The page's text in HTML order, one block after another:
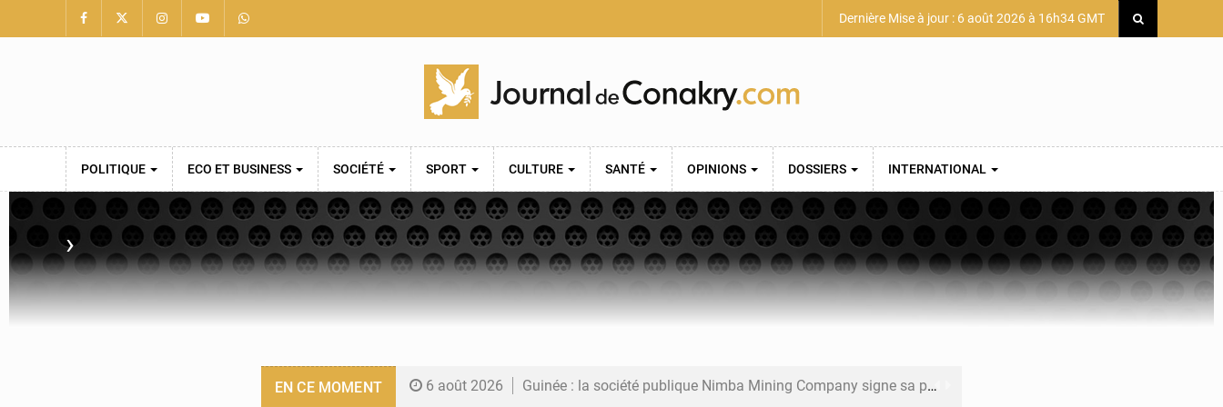
Dernière Mise à jour : 6 août 2026 à 16h34 GMT
POLITIQUE ECO ET BUSINESS SOCIÉTÉ SPORT CULTURE SANTÉ OPINIONS DOSSIERS INTERNATIONAL
›
EN CE MOMENT 6 août 2026 Guinée : la société publique Nimba Mining Company signe sa première convention minière